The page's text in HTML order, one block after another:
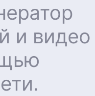
и видео